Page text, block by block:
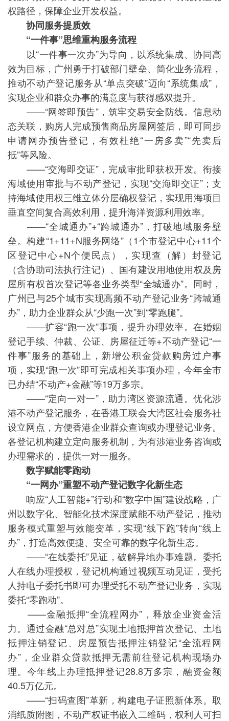
权路径，保障企业开发权益。
协同服务提质效
“一件事”思维重构服务流程
以“一件事一次办”为导向，以系统集成、协同高
效为目标，广州勇于打破部门壁垒、简化业务流程，
推动不动产登记服务从“单点突破”迈向“系统集成”，
实现企业和群众办事的满意度与获得感双提升。
——“网签即预告”，筑牢交易安全防线。信息动
态关联，购房人完成预售商品房屋网签后，即可同步
申请网办预告登记，有效杜绝“一房多卖”“先卖后
抵”等风险。
——“交海即交证”，完成审批即获权开发。衔接
海域使用审批与不动产登记，实现“交海即交证”；支
持海域使用权三维立体分层确权登记，实现用海项目
垂直空间复合高效利用，提升海洋资源利用效率。
——“全城通办”+“跨城通办”，打破地域服务壁
垒。构建“1+11+N服务网络”（1个市登记中心+11个
区登记中心+N个便民点），实现查（解）封登记
（含协助司法执行注记）、国有建设用地使用权及房
屋所有权首次登记等各业务类型“全城通办”。同时，
广州已与25个城市实现高频不动产登记业务“跨城通
办”，助力企业群众从“少跑一次”到“零跑腿”。
——扩容“跑一次”事项，提升办理效率。在婚姻
登记手续、仲裁、公证、房屋征迁等+不动产登记“一
件事”服务的基础上，新增公积金贷款购房过户事
项，实现“跑一次”即可完成相关事项办理，今年全市
已办结“不动产+金融”等19万多宗。
——“定向一对一”，助力湾区资源流通。优化涉
港不动产登记服务，在香港工联会大湾区社会服务社
设立网点，方便香港企业群众查询或办理登记业务。
各登记机构建立定向服务机制，为有涉港业务咨询或
办理需求的，提供一对一服务。
数字赋能零跑动
“一网办”重塑不动产登记数字化新生态
响应“人工智能+”行动和“数字中国”建设战略，广
州以数字化、智能化技术深度赋能不动产登记，推动
服务模式重塑与效能变革，实现“线下跑”转向“线上
办”，打造高效便捷、安全可靠的数字化新生态。
——“在线委托”见证，破解异地办事难题。委托
人在线办理授权，登记机构通过视频互动见证，受托
人持电子委托书即可办理受托不动产登记业务，实现
委托“零跑动”。
——金融抵押“全流程网办”，释放企业资金活
力。通过金融“总对总”实现土地抵押首次登记、土地
抵押注销登记、房屋预告抵押注销登记“全流程网
办”，企业群众贷款抵押无需前往登记机构现场办
理。今年线上办理抵押登记28.8万多宗，融资金额
40.5万亿元。
——“扫码查图”革新，构建电子证照新体系。取
消纸质附图，不动产权证书嵌入二维码，权利人可扫